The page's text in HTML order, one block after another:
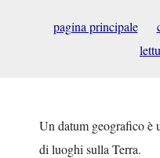
pagina principale
Un datum geografico è
di luoghi sulla Terra.